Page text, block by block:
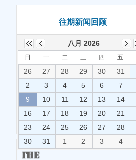
往期新闻回顾
八月 2026
日 一 二 三 四 五
26 27 28 29 30 31
2
3 4 5 6 7
9
10 11 12 13 14
16
17 18 19 20 21
23
24 25 26 27 28
30
31 1 2 3 4